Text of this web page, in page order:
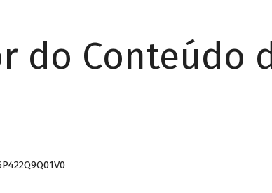
do Conteúdo